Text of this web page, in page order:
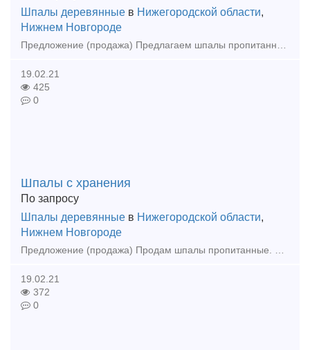
Шпалы деревянные в Нижегородской области,
Нижнем Новгороде
19.02.21
425
0
Шпалы с хранения
По запросу
Шпалы деревянные в Нижегородской области,
Нижнем Новгороде
19.02.21
372
0